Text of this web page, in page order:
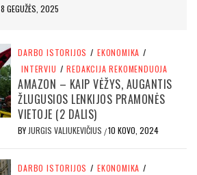
8 GEGUŽĖS, 2025
DARBO ISTORIJOS / EKONOMIKA /
INTERVIU / REDAKCIJA REKOMENDUOJA
AMAZON – KAIP VĖŽYS, AUGANTIS
ŽLUGUSIOS LENKIJOS PRAMONĖS
VIETOJE (2 DALIS)
BY JURGIS VALIUKEVIČIUS /10 KOVO, 2024
DARBO ISTORIJOS / EKONOMIKA /